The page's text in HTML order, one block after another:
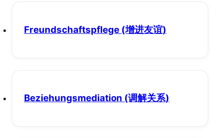
Freundschaftspflege (增进友谊)
Beziehungsmediation (调解关系)